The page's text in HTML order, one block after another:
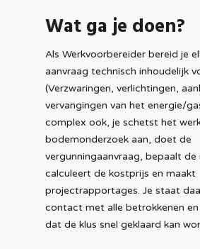
Wat ga je doen?
Als Werkvoorbereider bereid je
aanvraag technisch inhoudelijk
(Verzwaringen, verlichtingen,
vervangingen van het energie/
complex ook, je schetst het
bodemonderzoek aan, doet de
vergunningaanvraag, bepaalt de
calculeert de kostprijs en maakt
projectrapportages. Je staat
contact met alle betrokkenen
dat de klus snel geklaard kan